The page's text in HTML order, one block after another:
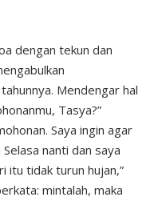
dengan tekun dan
Mendengar hal
Tasya?”
Saya ingin agar
nanti dan saya
itu tidak turun hujan,”
mintalah, maka